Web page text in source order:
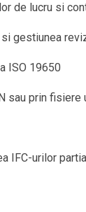
de lucru si
si gestiunea
ISO 19650
sau prin fisiere
IFC-urilor